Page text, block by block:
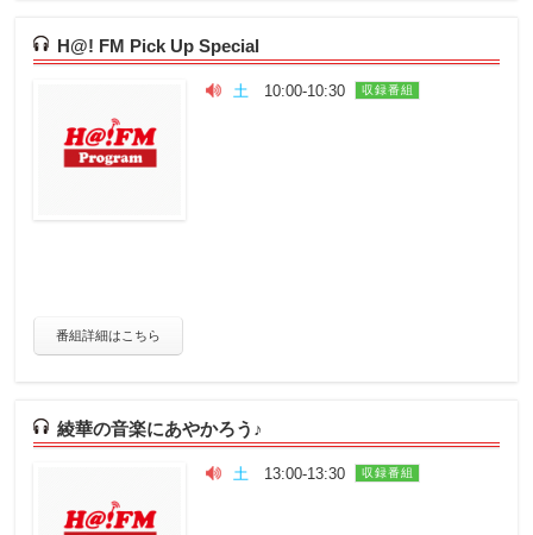
H@! FM Pick Up Special
土 10:00-10:30 収録番組
番組詳細はこちら
綾華の音楽にあやかろう♪
土 13:00-13:30 収録番組